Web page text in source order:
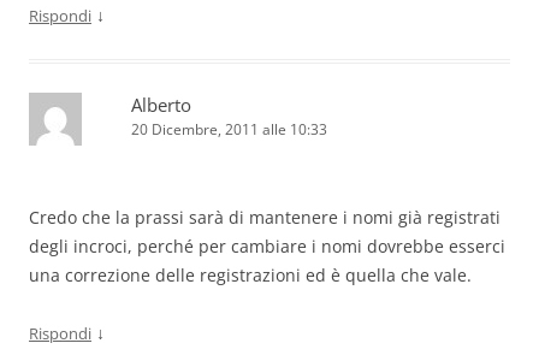
Rispondi ↓
Alberto
20 Dicembre, 2011 alle 10:33
Credo che la prassi sarà di mantenere i nomi già registrati
degli incroci, perché per cambiare i nomi dovrebbe esserci
una correzione delle registrazioni ed è quella che vale.
Rispondi ↓